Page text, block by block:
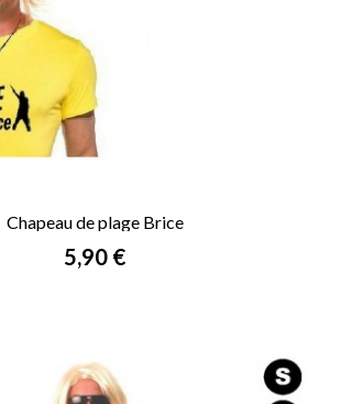
Chapeau de plage Brice
Prix
5,90 €